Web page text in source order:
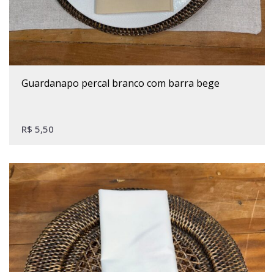
guardanapo percal branco com barra bege
R$ 5,50